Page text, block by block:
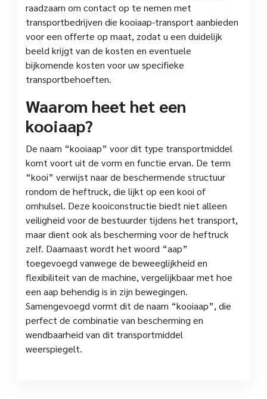
raadzaam om contact op te nemen met
transportbedrijven die kooiaap-transport aanbieden
voor een offerte op maat, zodat u een duidelijk
beeld krijgt van de kosten en eventuele
bijkomende kosten voor uw specifieke
transportbehoeften.
Waarom heet het een
kooiaap?
De naam “kooiaap” voor dit type transportmiddel
komt voort uit de vorm en functie ervan. De term
“kooi” verwijst naar de beschermende structuur
rondom de heftruck, die lijkt op een kooi of
omhulsel. Deze kooiconstructie biedt niet alleen
veiligheid voor de bestuurder tijdens het transport,
maar dient ook als bescherming voor de heftruck
zelf. Daarnaast wordt het woord “aap”
toegevoegd vanwege de beweeglijkheid en
flexibiliteit van de machine, vergelijkbaar met hoe
een aap behendig is in zijn bewegingen.
Samengevoegd vormt dit de naam “kooiaap”, die
perfect de combinatie van bescherming en
wendbaarheid van dit transportmiddel
weerspiegelt.